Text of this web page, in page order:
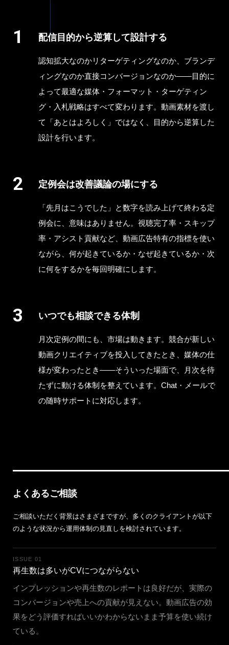
配信目的から逆算して設計する
認知拡大なのかリターゲティングなのか、ブランデ
ィングなのか直接コンバージョンなのか——目的に
よって最適な媒体・フォーマット・ターゲティン
グ・入札戦略はすべて変わります。動画素材を渡し
て「あとはよろしく」ではなく、目的から逆算した
設計を行います。
定例会は改善議論の場にする
「先月はこうでした」と数字を読み上げて終わる定
例会に、意味はありません。視聴完了率・スキップ
率・アシスト貢献など、動画広告特有の指標を使い
ながら、何が起きているか・なぜ起きているか・次
に何をするかを毎回明確にします。
いつでも相談できる体制
月次定例の間にも、市場は動きます。競合が新しい
動画クリエイティブを投入してきたとき、媒体の仕
様が変わったとき——そういった場面で、月次を待
たずに動ける体制を整えています。Chat・メールで
の随時サポートに対応します。
よくあるご相談
ご相談いただく背景はさまざまですが、多くのクライアントが以下
のような状況から運用体制の見直しを検討されています。
ISSUE 01
再生数は多いがCVにつながらない
インプレッションや再生数のレポートは良好だが、実際の
コンバージョンや売上への貢献が見えない。動画広告の効
果をどう評価すればいいかわからないまま予算を使い続け
ている。